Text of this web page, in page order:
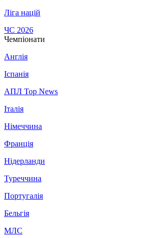
Ліга націй
ЧС 2026
Чемпіонати
Англія
Іспанія
АПЛ Top News
Італія
Німеччина
Франція
Нідерланди
Туреччина
Португалія
Бельгія
МЛС